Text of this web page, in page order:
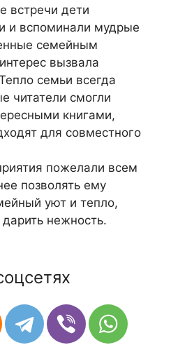
встречи дети
и вспоминали мудрые
семейным
вызвала
семьи всегда
читатели смогли
книгами,
для совместного
пожелали всем
позволять ему
уют и тепло,
нежность.